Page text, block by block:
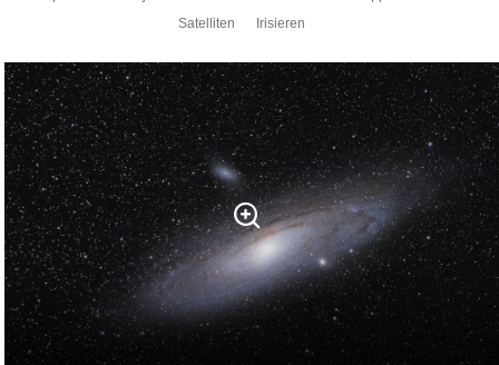
Satelliten
Irisieren